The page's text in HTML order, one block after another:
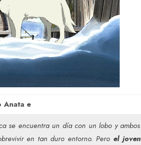
Anata e
se encuentra un día con un lobo y ambos
en tan duro entorno. Pero el joven